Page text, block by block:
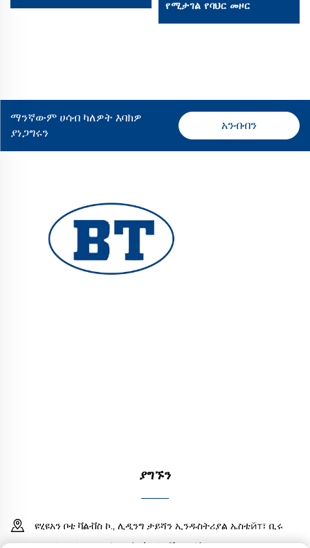
የሚታገል የባህር መዞር
ማንኛውም ሀሳብ ካለዎት እባክዎ
ያነጋግሩን
አንብብን
ያግኙን
ዩሂዩአን ቦቴ ቫልቭስ ኮ., ሊዲንግ ታይሻን ኢንዱስትሪያል ኤስቴйт፣ ቢሩ